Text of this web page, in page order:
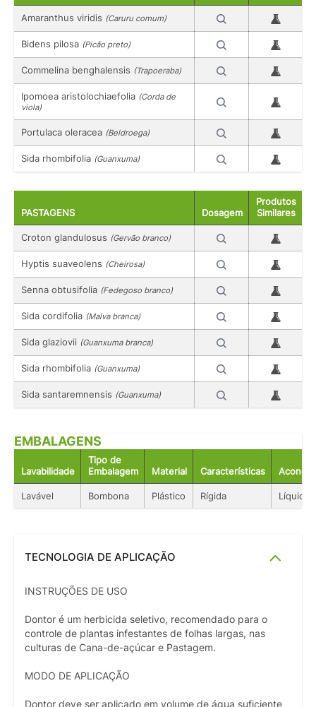
Amaranthus viridis (Caruru comum)
Bidens pilosa (Picão preto)
Commelina benghalensis (Trapoeraba)
Ipomoea aristolochiaefolia (Corda de
viola)
Portulaca oleracea (Beldroega)
Sida rhombifolia (Guanxuma)
PASTAGENS Dosagem
Produtos
Similares
Croton glandulosus (Gervão branco)
Hyptis suaveolens (Cheirosa)
Senna obtusifolia (Fedegoso branco)
Sida cordifolia (Malva branca)
Sida glaziovii (Guanxuma branca)
Sida rhombifolia (Guanxuma)
Sida santaremnensis (Guanxuma)
EMBALAGENS
Lavabilidade
Tipo de
Embalagem
Material Características
Lavável Bombona Plástico Rígida Líquido
TECNOLOGIA DE APLICAÇÃO
INSTRUÇÕES DE USO
Dontor é um herbicida seletivo, recomendado para o
controle de plantas infestantes de folhas largas, nas
culturas de Cana-de-açúcar e Pastagem.
MODO DE APLICAÇÃO
Dontor deve ser aplicado em volume de água suficiente